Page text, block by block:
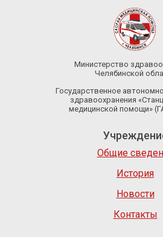
Министерство
Челябинской
Государственное
здравоохранения
медицинской помощи»
Общие
История
Новости
Контакты